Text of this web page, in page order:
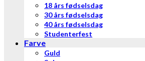
18 års fødselsdag
30 års fødselsdag
40 års fødselsdag
Studenterfest
Farve
Guld